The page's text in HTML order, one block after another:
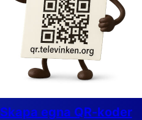
Skapa egna QR-koder